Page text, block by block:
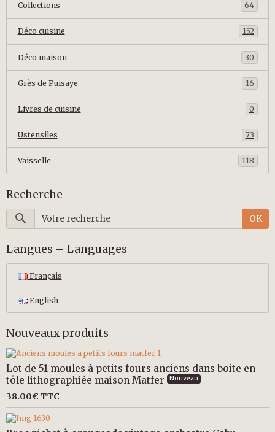
Collections 64
Déco cuisine 152
Déco maison 30
Grès de Puisaye 16
Livres de cuisine 0
Ustensiles 73
Vaisselle 118
Recherche
OK
Langues – Languages
Français
English
Nouveaux produits
Lot de 51 moules à petits fours anciens dans boite en
tôle lithographiée maison Matfer
Nouveau
38.00€ TTC